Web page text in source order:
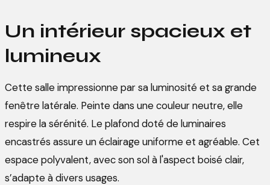
Un intérieur spacieux et
lumineux
Cette salle impressionne par sa luminosité et sa grande
fenêtre latérale. Peinte dans une couleur neutre, elle
respire la sérénité. Le plafond doté de luminaires
encastrés assure un éclairage uniforme et agréable. Cet
espace polyvalent, avec son sol à l'aspect boisé clair,
s’adapte à divers usages.